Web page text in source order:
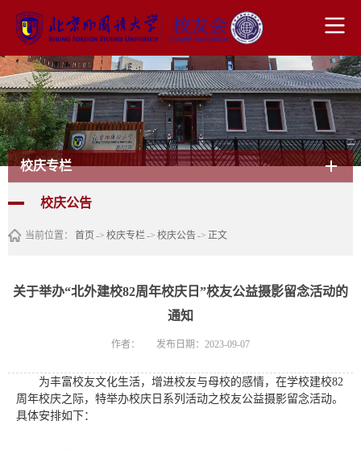
校庆专栏
校庆公告
当前位置： 首页 -> 校庆专栏-> 校庆公告-> 正文
关于举办“北外建校82周年校庆日”校友公益摄影留念活动的
通知
作者： 发布日期：2023-09-07
为丰富校友文化生活，增进校友与母校的感情，在学校建校82
周年校庆之际，特举办校庆日系列活动之校友公益摄影留念活动。
具体安排如下：